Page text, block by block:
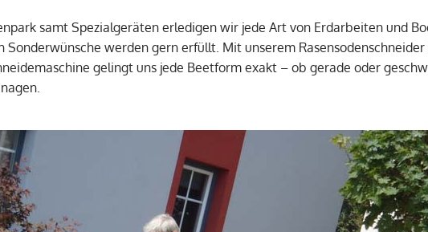
samt Spezialgeräten erledigen wir jede Art von Erdarbeiten und
werden gern erfüllt. Mit unserem
gelingt uns jede Beetform exakt – ob gerade oder